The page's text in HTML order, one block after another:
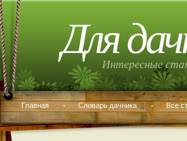
Для
Интересные
Главная Словарь дачника Все